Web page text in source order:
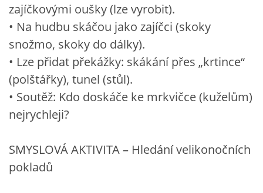
zajíčkovými oušky (lze vyrobit).
• Na hudbu skáčou jako zajíčci (skoky
snožmo, skoky do dálky).
• Lze přidat překážky: skákání přes „krtince“
(polštářky), tunel (stůl).
• Soutěž: Kdo doskáče ke mrkvičce (kuželům)
nejrychleji?
SMYSLOVÁ AKTIVITA – Hledání velikonočních
pokladů